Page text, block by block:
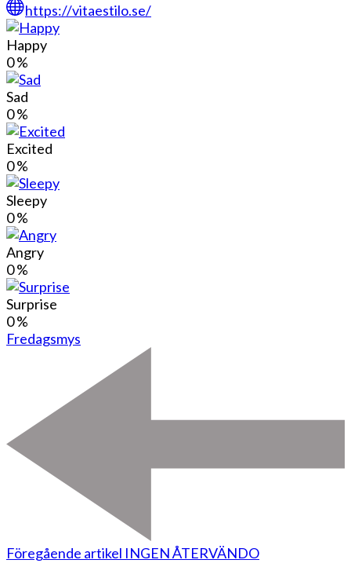
https://vitaestilo.se/
Happy
0%
Sad
0%
Excited
0%
Sleepy
0%
Angry
0%
Surprise
0%
Fredagsmys
Föregående artikel INGEN ÅTERVÄNDO